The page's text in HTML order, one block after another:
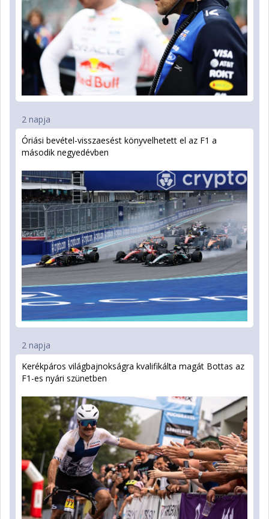
2 napja
Óriási bevétel-visszaesést könyvelhetett el az F1 a
második negyedévben
2 napja
Kerékpáros világbajnokságra kvalifikálta magát Bottas az
F1-es nyári szünetben